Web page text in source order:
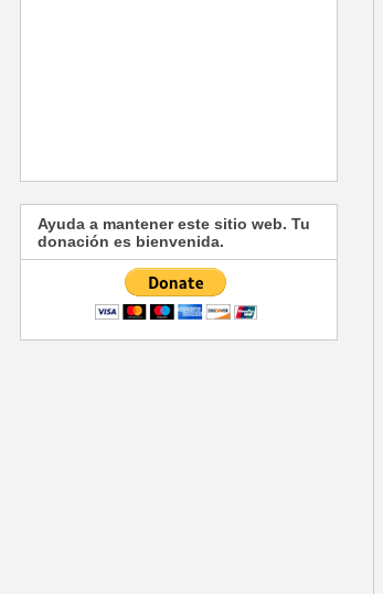
Ayuda a mantener este sitio web. Tu
donación es bienvenida.